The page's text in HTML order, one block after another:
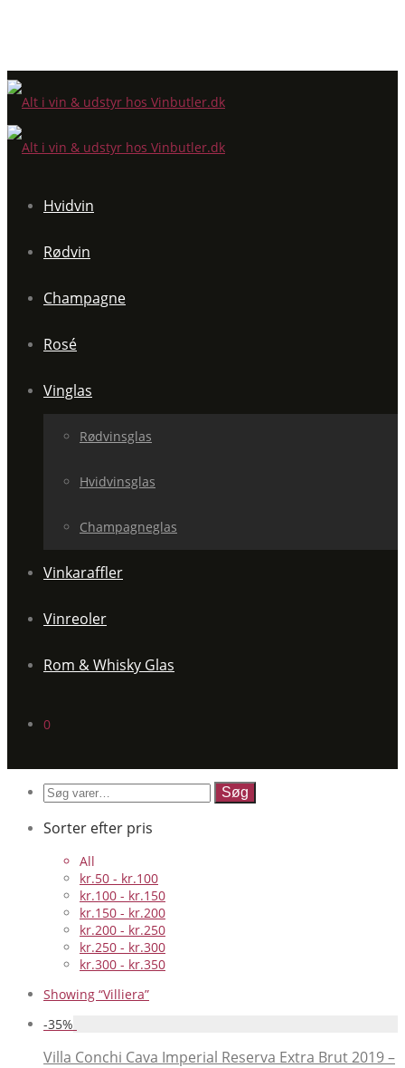
Hvidvin
Rødvin
Champagne
Rosé
Vinglas
Rødvinsglas
Hvidvinsglas
Champagneglas
Vinkaraffler
Vinreoler
Rom & Whisky Glas
0
Søg
efter:
Sorter efter pris
All
kr.50 - kr.100
kr.100 - kr.150
kr.150 - kr.200
kr.200 - kr.250
kr.250 - kr.300
kr.300 - kr.350
Showing “Villiera”
-35%
Villa Conchi Cava Imperial Reserva Extra Brut 2019 –